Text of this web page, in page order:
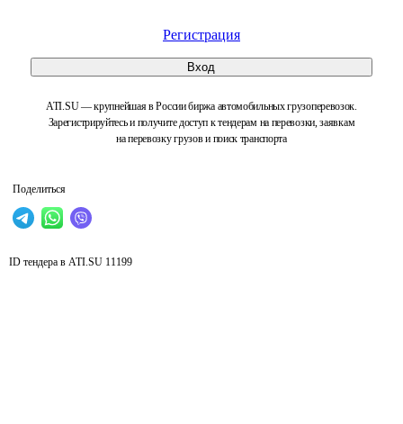
Регистрация
Вход
ATI.SU — крупнейшая в России биржа автомобильных грузоперевозок.
Зарегистрируйтесь и получите доступ к тендерам на перевозки, заявкам
на перевозку грузов и поиск транспорта
Поделиться
ID тендера в ATI.SU 11199